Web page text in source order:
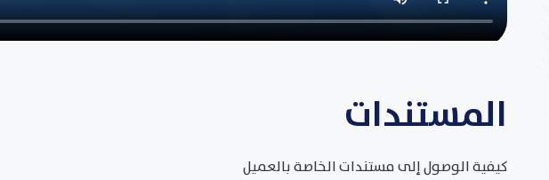
المستندات
كيفية الوصول إلى مستندات الخاصة بالعميل